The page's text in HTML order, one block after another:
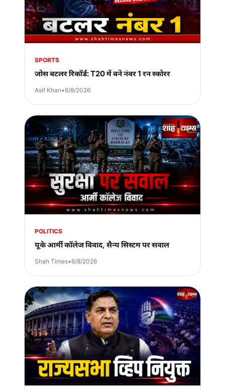
SPORTS
जोस बटलर रिकॉर्ड: T20 में बने नंबर 1 रन स्कोरर
Asif Khan•6/8/2026
POLITICS
यूके आर्मी कॉलेज विवाद, सैन्य सिस्टम पर सवाल
Shah Times•6/8/2026